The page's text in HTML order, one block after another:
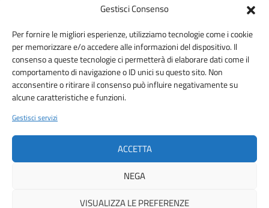
Gestisci Consenso
Per fornire le migliori esperienze, utilizziamo tecnologie come i cookie
per memorizzare e/o accedere alle informazioni del dispositivo. Il
consenso a queste tecnologie ci permetterà di elaborare dati come il
comportamento di navigazione o ID unici su questo sito. Non
acconsentire o ritirare il consenso può influire negativamente su
alcune caratteristiche e funzioni.
Gestisci servizi
ACCETTA
NEGA
VISUALIZZA LE PREFERENZE
Linkedin
Youtube
Instagram
AMMINISTRAZIONE TRASPARENTE PRIVACY POLICY
© 2026 ORDINE DEGLI INGEGNERI DELLA PROVINCIA DI BOLOGNA |